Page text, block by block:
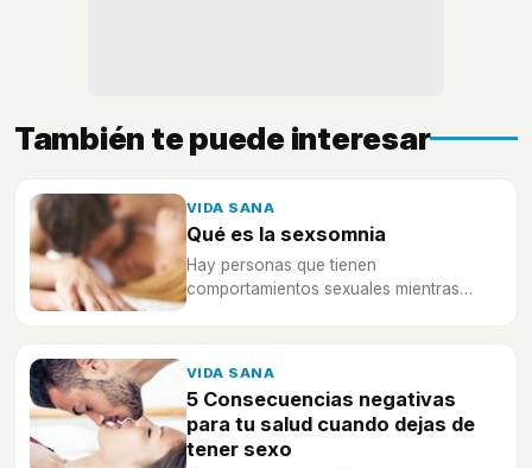
También te puede interesar
VIDA SANA
Qué es la sexsomnia
Hay personas que tienen
comportamientos sexuales mientras
VIDA SANA
5 Consecuencias negativas
para tu salud cuando dejas de
tener sexo